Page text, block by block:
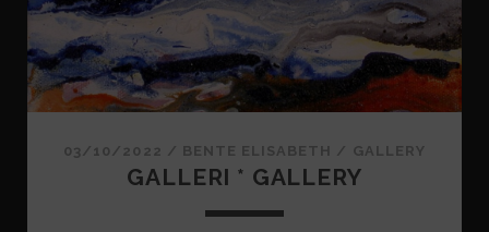
SKABERVÆRKET.
03/10/2022 / BENTE ELISABETH / GALLERY
GALLERI * GALLERY